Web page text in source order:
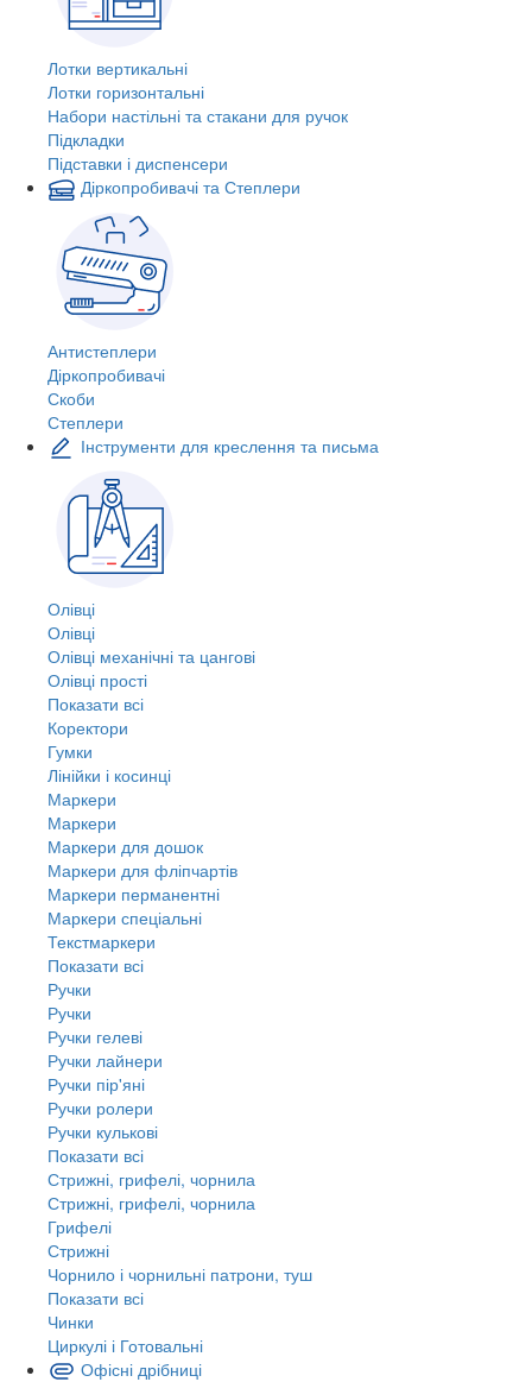
Лотки вертикальні
Лотки горизонтальні
Набори настільні та стакани для ручок
Підкладки
Підставки і диспенсери
Діркопробивачі та Степлери
Антистеплери
Діркопробивачі
Скоби
Степлери
Інструменти для креслення та письма
Олівці
Олівці
Олівці механічні та цангові
Олівці прості
Показати всі
Коректори
Гумки
Лінійки і косинці
Маркери
Маркери
Маркери для дошок
Маркери для фліпчартів
Маркери перманентні
Маркери спеціальні
Текстмаркери
Показати всі
Ручки
Ручки
Ручки гелеві
Ручки лайнери
Ручки пір'яні
Ручки ролери
Ручки кулькові
Показати всі
Стрижні, грифелі, чорнила
Стрижні, грифелі, чорнила
Грифелі
Стрижні
Чорнило і чорнильні патрони, туш
Показати всі
Чинки
Циркулі і Готовальні
Офісні дрібниці